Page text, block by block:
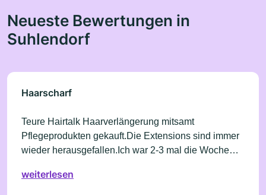
Neueste Bewertungen in
Suhlendorf
Haarscharf
Teure Hairtalk Haarverlängerung mitsamt
Pflegeprodukten gekauft.Die Extensions sind immer
wieder herausgefallen.Ich war 2-3 mal die Woche
Hochsetzen der Extensions gegangen.Das hielt eine
weiterlesen